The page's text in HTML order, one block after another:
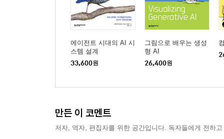
2장 얕은 신경망을 이용한 기계 학습
2.1 소개 79
2.2 이진 분류 모형을 위한 신경망 구조 82
2.2.1 퍼셉트론 다시 보기 83
2.2.2 최소제곱 회귀 85
2.2.3 로지스틱 회귀 91
2.3.1 다부류 퍼셉트론 97
2.3.2 웨스턴-왓킨스 SVM 99
2.3.3 다항 로지스틱 회귀(소프트맥스 분류기) 101
에이전트 시대의 AI 시
스템 설계
33,600원
그림으로 배우는 생성
형 AI
26,400원
만든 이 코멘트
저자, 역자, 편집자를 위한 공간입니다. 독자들에게 전하